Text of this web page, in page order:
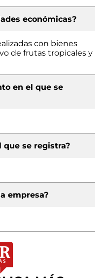
económicas?
con bienes
de frutas tropicales y
en el que se
que se registra?
empresa?